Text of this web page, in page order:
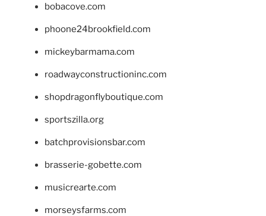
bobacove.com
phoone24brookfield.com
mickeybarmama.com
roadwayconstructioninc.com
shopdragonflyboutique.com
sportszilla.org
batchprovisionsbar.com
brasserie-gobette.com
musicrearte.com
morseysfarms.com